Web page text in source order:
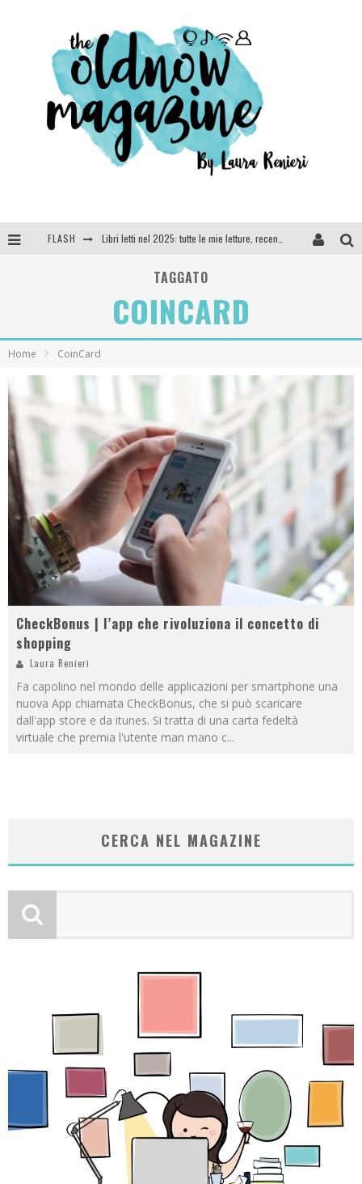
FLASH
SEE YOU AT 5 | Chanel
Anya Taylor-Joy, Jisoo e Willow Smith protagoniste della nuova campagna Dior Addict
TAGGATO
COINCARD
Home CoinCard
CheckBonus | l’app che rivoluziona il concetto di
shopping
Laura Renieri
Fa capolino nel mondo delle applicazioni per smartphone una
nuova App chiamata CheckBonus, che si può scaricare
dall'app store e da itunes. Si tratta di una carta fedeltà
virtuale che premia l'utente man mano c...
CERCA NEL MAGAZINE